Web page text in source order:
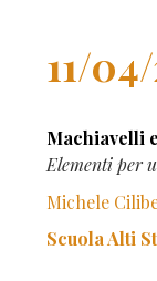
11/
Machiavelli
Elementi per
Michele
Scuola Alti